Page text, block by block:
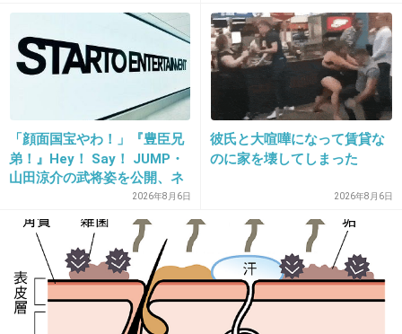
出典：up.gc-img.net
+207 -4
30. 匿名 2014/08/10(日) 09:27:19
サセパンマン
+84
31. 匿名 2014/08/10(日) 09:28:16
じゃないか」
「顔面国宝やわ！」『豊臣兄
弟！』Hey！ Say！ JUMP・
山田涼介の武将姿を公開、ネ
ット歓喜「ビジュ良すぎん」
「こんな美しい秀次は初め
2026年8月6日
彼氏と大喧嘩になって賃貸な
のに家を壊してしまった
2026年8月6日